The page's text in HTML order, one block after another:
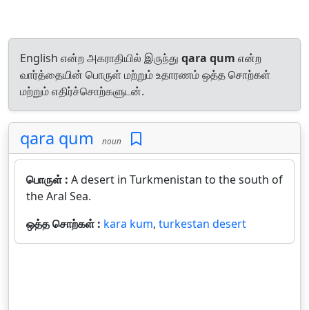
English என்ற அகராதியில் இருந்து qara qum என்ற
வார்த்தையின் பொருள் மற்றும் உதாரணம் ஒத்த சொற்கள்
மற்றும் எதிர்ச்சொற்களுடன்.
qara qum noun
பொருள் : A desert in Turkmenistan to the south of
the Aral Sea.
ஒத்த சொற்கள் : kara kum, turkestan desert